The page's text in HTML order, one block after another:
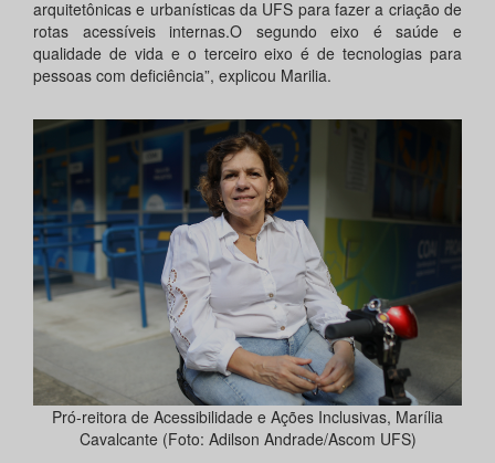
arquitetônicas e urbanísticas da UFS para fazer a criação de
rotas acessíveis internas.O segundo eixo é saúde e
qualidade de vida e o terceiro eixo é de tecnologias para
pessoas com deficiência”, explicou Marilia.
Pró-reitora de Acessibilidade e Ações Inclusivas, Marília
Cavalcante (Foto: Adilson Andrade/Ascom UFS)